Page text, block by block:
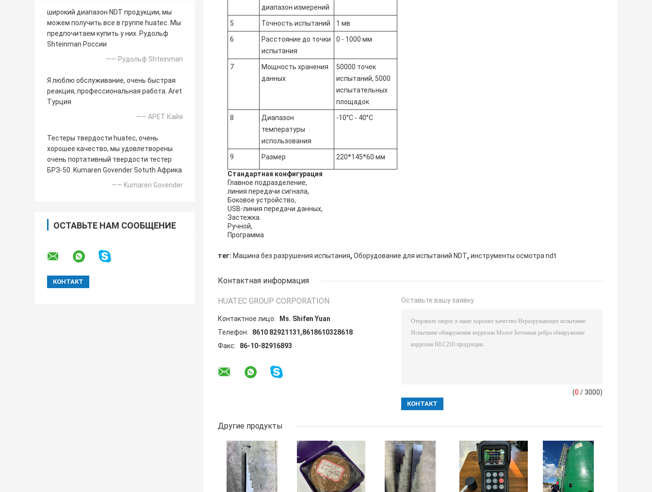
широкий диапазон NDT продукции, мы
можем получить все в группе huatec. Мы
предпочитаем купить у них. Рудольф
Shteinman России
—— Рудольф Shteinman
Я люблю обслуживание, очень быстрая
реакция, профессиональная работа. Aret
Турция
—— АРЕТ Кайя
Тестеры твердости huatec, очень
хорошее качество, мы удовлетворены
очень портативный твердости тестер
БРЗ-50. Kumaren Govender Sotuth Африка
—— Kumaren Govender
ОСТАВЬТЕ НАМ СООБЩЕНИЕ
диапазон измерений
5 Точность испытаний 1 мв
6
Расстояние до точки
испытания
0 - 1000 мм
7
Мощность хранения
данных
50000 точек
испытаний, 5000
испытательных
площадок
8
Диапазон
температуры
использования
-10°C - 40°C
9 Размер 220*145*60 мм
Стандартная конфигурация
Главное подразделение,
линия передачи сигнала,
Боковое устройство,
USB-линия передачи данных,
Застежка
Ручной,
Программа
тег: Машина без разрушения испытания, Оборудование для испытаний NDT, инструменты осмотра ndt
Контактная информация
HUATEC GROUP CORPORATION
Контактное лицо:
Ms. Shifen Yuan
Телефон:
8610 82921131,8618610328618
Факс:
86-10-82916893
Оставьте вашу заявку
(0 / 3000)
Другие продукты